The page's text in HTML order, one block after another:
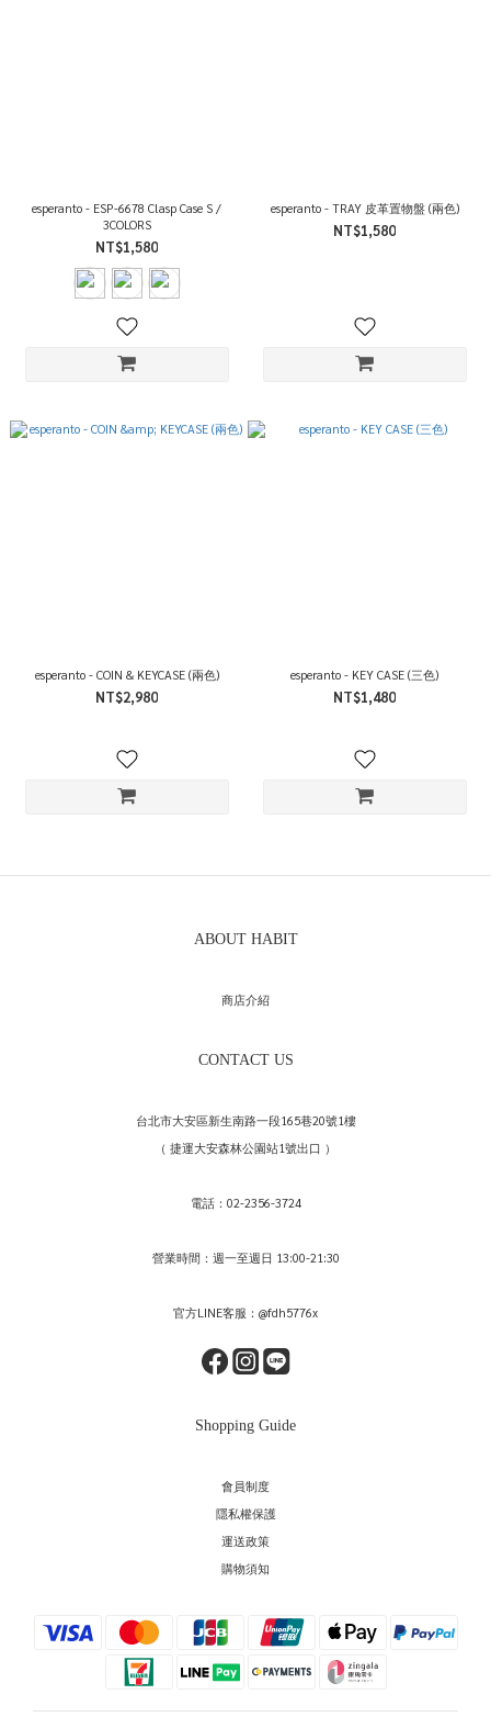
esperanto - ESP-6678 Clasp Case S /
3COLORS
NT$1,580
esperanto - TRAY 皮革置物盤 (兩色)
NT$1,580
esperanto - COIN & KEYCASE (兩色)
NT$2,980
esperanto - KEY CASE (三色)
NT$1,480
ABOUT HABIT
商店介紹
CONTACT US
台北市大安區新生南路一段165巷20號1樓
（ 捷運大安森林公園站1號出口 ）
電話：02-2356-3724
營業時間：週一至週日 13:00-21:30
官方LINE客服：@fdh5776x
Shopping Guide
會員制度
隱私權保護
運送政策
購物須知